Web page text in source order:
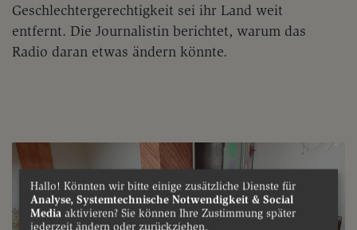
Geschlechtergerechtigkeit sei ihr Land weit
entfernt. Die Journalistin berichtet, warum das
Radio daran etwas ändern könnte.
Hallo! Könnten wir bitte einige zusätzliche Dienste für
Analyse, Systemtechnische Notwendigkeit & Social
Media aktivieren? Sie können Ihre Zustimmung später
jederzeit ändern oder zurückziehen.